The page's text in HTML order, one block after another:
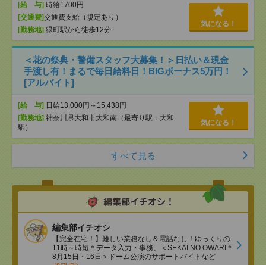
[給 与] 時給1700円
[交通費]交通費支給（規定あり）
[勤務地] 緑町駅から徒歩12分
気になる！
＜花の祭典・警備スタッフ大募集！＞日払い＆現金
手渡し有！まるで毎日給料日！BIGボーナス5万円！
[アルバイト]
[給 与] 日給13,000円～15,438円
[勤務地] 神奈川県大和市大和南（最寄り駅：大和
駅）
気になる！
すべて見る
編集部イチオシ
【完全在宅！】難しい業務なし＆電話なし！ゆっくりの
11時～時短＊データ入力・事務、＜SEKAI NO OWARI＊
8月15日・16日＞ドーム公演のサポートバイトなど